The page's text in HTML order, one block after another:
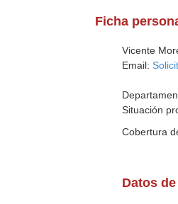
Ficha
Vicente
Email:
Situación
Cobertura
Datos